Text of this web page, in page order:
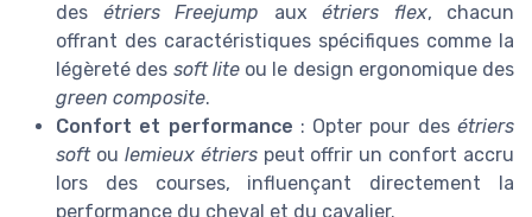
des étriers Freejump aux étriers flex, chacun
offrant des caractéristiques spécifiques comme la
légèreté des soft liteou le design ergonomique des
green composite.
Confort et performance : Opter pour desétriers
softou lemieux étrierspeut offrir un confort accru
lors des courses, influençant directement la
performance du cheval et du cavalier.